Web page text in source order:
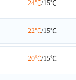
24℃/15℃
22℃/15℃
20℃/15℃